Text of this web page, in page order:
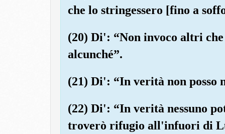
che lo stringessero [fino a
(20) Di': “Non invoco altri
alcunché”.
(21) Di': “In verità non posso
(22) Di': “In verità nessuno
troverò rifugio all'infuori di